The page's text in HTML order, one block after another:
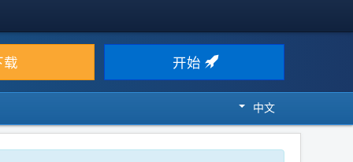
载 开始
中文